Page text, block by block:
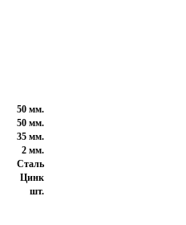
50 мм.
50 мм.
35 мм.
2 мм.
Сталь
Цинк
шт.